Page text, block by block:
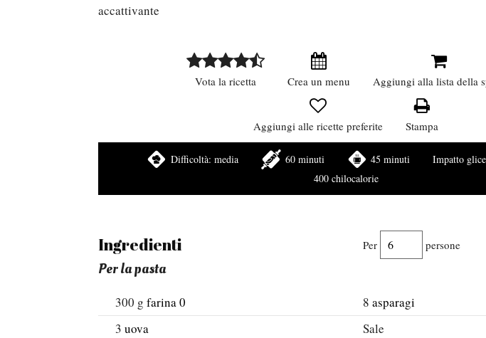
accattivante
Vota la ricetta Crea un menu Aggiungi alla lista della
Aggiungi alle ricette preferite Stampa
Difficoltà: media 60 minuti 45 minuti
Impatto
400 chilocalorie
Ingredienti Per persone
Per la pasta
300 g farina 0 8 asparagi
3 uova Sale